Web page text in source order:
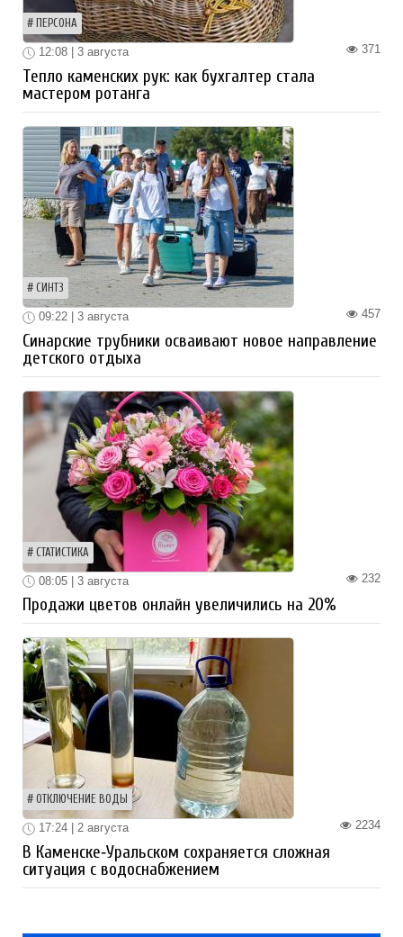
ПЕРСОНА
371
12:08 | 3 августа
Тепло каменских рук: как бухгалтер стала
мастером ротанга
СИНТЗ
457
09:22 | 3 августа
Синарские трубники осваивают новое направление
детского отдыха
СТАТИСТИКА
232
08:05 | 3 августа
Продажи цветов онлайн увеличились на 20%
ОТКЛЮЧЕНИЕ ВОДЫ
2234
17:24 | 2 августа
В Каменске‑Уральском сохраняется сложная
ситуация с водоснабжением